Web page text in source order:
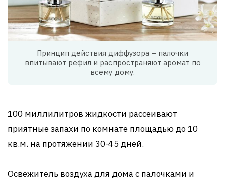
Принцип действия диффузора – палочки
впитывают рефил и распространяют аромат по
всему дому.
100 миллилитров жидкости рассеивают
приятные запахи по комнате площадью до 10
кв.м. на протяжении 30-45 дней.
Освежитель воздуха для дома с палочками и